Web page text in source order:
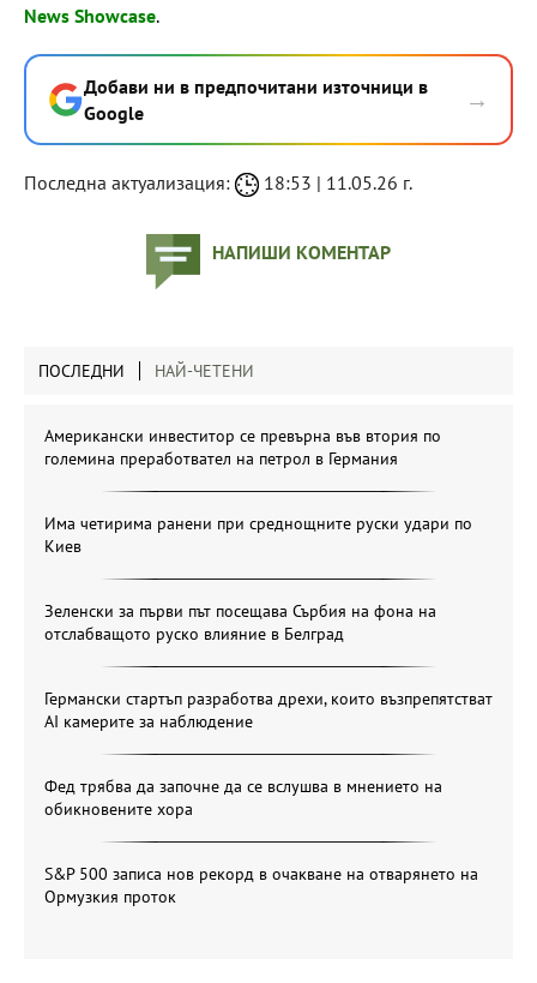
News Showcase.
Добави ни в предпочитани източници в
Google
→
Последна актуализация: 18:53 | 11.05.26 г.
НАПИШИ КОМЕНТАР
ПОСЛЕДНИ НАЙ-ЧЕТЕНИ
Американски инвеститор се превърна във втория по
големина преработвател на петрол в Германия
Има четирима ранени при среднощните руски удари по
Киев
Зеленски за първи път посещава Сърбия на фона на
отслабващото руско влияние в Белград
Германски стартъп разработва дрехи, които възпрепятстват
AI камерите за наблюдение
Фед трябва да започне да се вслушва в мнението на
обикновените хора
S&P 500 записа нов рекорд в очакване на отварянето на
Ормузкия проток